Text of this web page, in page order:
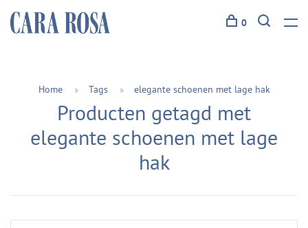
0
Home Tags elegante schoenen met lage hak
Producten getagd met
elegante schoenen met lage
hak